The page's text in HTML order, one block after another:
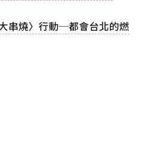
串燒〉行動─都會台北的燃